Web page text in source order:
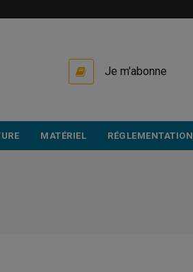
Je m'abonne
MATÉRIEL RÉGLEMENTATION